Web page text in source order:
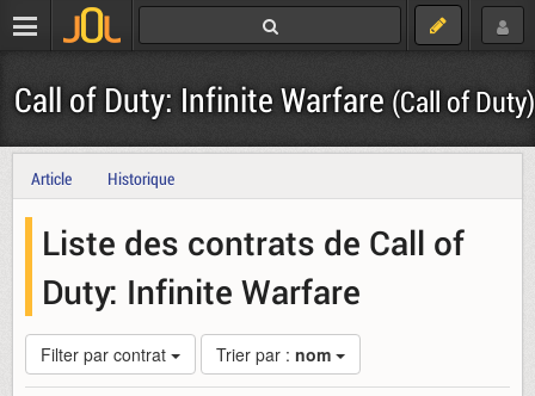
Call of Duty: Infinite Warfare(Call of Duty)
Article Historique
Liste des contrats de Call of
Duty: Infinite Warfare
Filter par contrat Trier par : nom